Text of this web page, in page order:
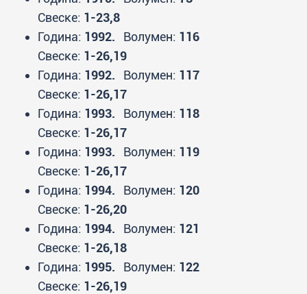
Свеске: 1-23,8
Година: 1992. Волумен: 116
Свеске: 1-26,19
Година: 1992. Волумен: 117
Свеске: 1-26,17
Година: 1993. Волумен: 118
Свеске: 1-26,17
Година: 1993. Волумен: 119
Свеске: 1-26,17
Година: 1994. Волумен: 120
Свеске: 1-26,20
Година: 1994. Волумен: 121
Свеске: 1-26,18
Година: 1995. Волумен: 122
Свеске: 1-26,19